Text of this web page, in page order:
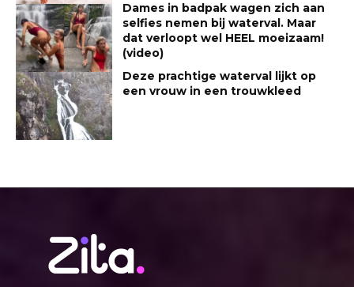
Dames in badpak wagen zich aan
selfies nemen bij waterval. Maar
dat verloopt wel HEEL moeizaam!
(video)
Deze prachtige waterval lijkt op
een vrouw in een trouwkleed